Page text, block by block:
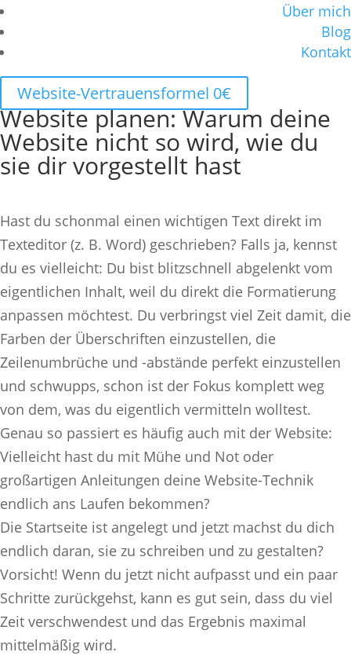
Über mich
Blog
Kontakt
Website-Vertrauensformel 0€
Website planen: Warum deine
Website nicht so wird, wie du
sie dir vorgestellt hast
Hast du schonmal einen wichtigen Text direkt im
Texteditor (z. B. Word) geschrieben? Falls ja, kennst
du es vielleicht: Du bist blitzschnell abgelenkt vom
eigentlichen Inhalt, weil du direkt die Formatierung
anpassen möchtest. Du verbringst viel Zeit damit, die
Farben der Überschriften einzustellen, die
Zeilenumbrüche und -abstände perfekt einzustellen
und schwupps, schon ist der Fokus komplett weg
von dem, was du eigentlich vermitteln wolltest.
Genau so passiert es häufig auch mit der Website:
Vielleicht hast du mit Mühe und Not oder
großartigen Anleitungen deine Website-Technik
endlich ans Laufen bekommen?
Die Startseite ist angelegt und jetzt machst du dich
endlich daran, sie zu schreiben und zu gestalten?
Vorsicht! Wenn du jetzt nicht aufpasst und ein paar
Schritte zurückgehst, kann es gut sein, dass du viel
Zeit verschwendest und das Ergebnis maximal
mittelmäßig wird.